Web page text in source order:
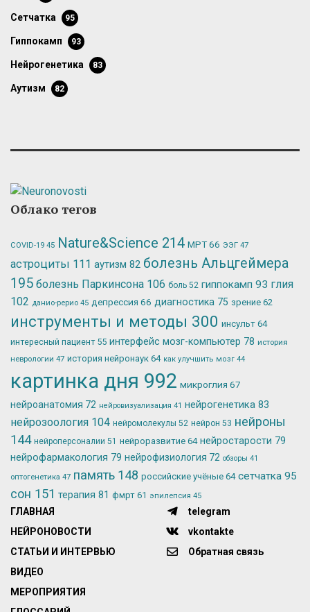
сетчатка 95
гиппокамп 93
нейрогенетика 83
аутизм 82
Облако тегов
COVID-19 45 Nature&Science 214 МРТ66 ЭЭГ 47
астроциты 111 аутизм 82 болезнь Альцгеймера
195 болезнь Паркинсона 106 боль 52 гиппокамп 93 глия
102 данио-рерио 45 депрессия 66 диагностика 75 зрение 62
инструменты и методы 300 инсульт 64
интересный пациент 55 интерфейс мозг-компьютер 78 история
неврологии 47 история нейронаук 64 как улучшить мозг 44
картинка дня 992 микроглия 67
нейроанатомия 72 нейровизуализация 41 нейрогенетика 83
нейрозоология 104 нейромолекулы 52 нейрон 53 нейроны
144 нейроперсоналии 51 нейроразвитие 64 нейростарости 79
нейрофармакология 79 нейрофизиология 72 обзоры 41
оптогенетика 47 память 148 российские учёные 64 сетчатка 95
сон 151 терапия 81 фмрт 61 эпилепсия 45
ГЛАВНАЯ
НЕЙРОНОВОСТИ
СТАТЬИ И ИНТЕРВЬЮ
ВИДЕО
МЕРОПРИЯТИЯ
telegram
vkontakte
Обратная связь